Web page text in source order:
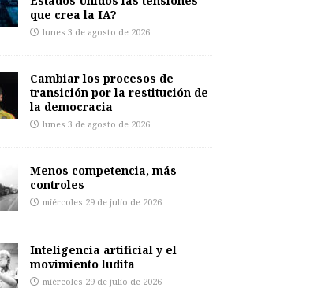
que crea la IA?
lunes 3 de agosto de 2026
Cambiar los procesos de
transición por la restitución de
la democracia
lunes 3 de agosto de 2026
Menos competencia, más
controles
miércoles 29 de julio de 2026
Inteligencia artificial y el
movimiento ludita
miércoles 29 de julio de 2026